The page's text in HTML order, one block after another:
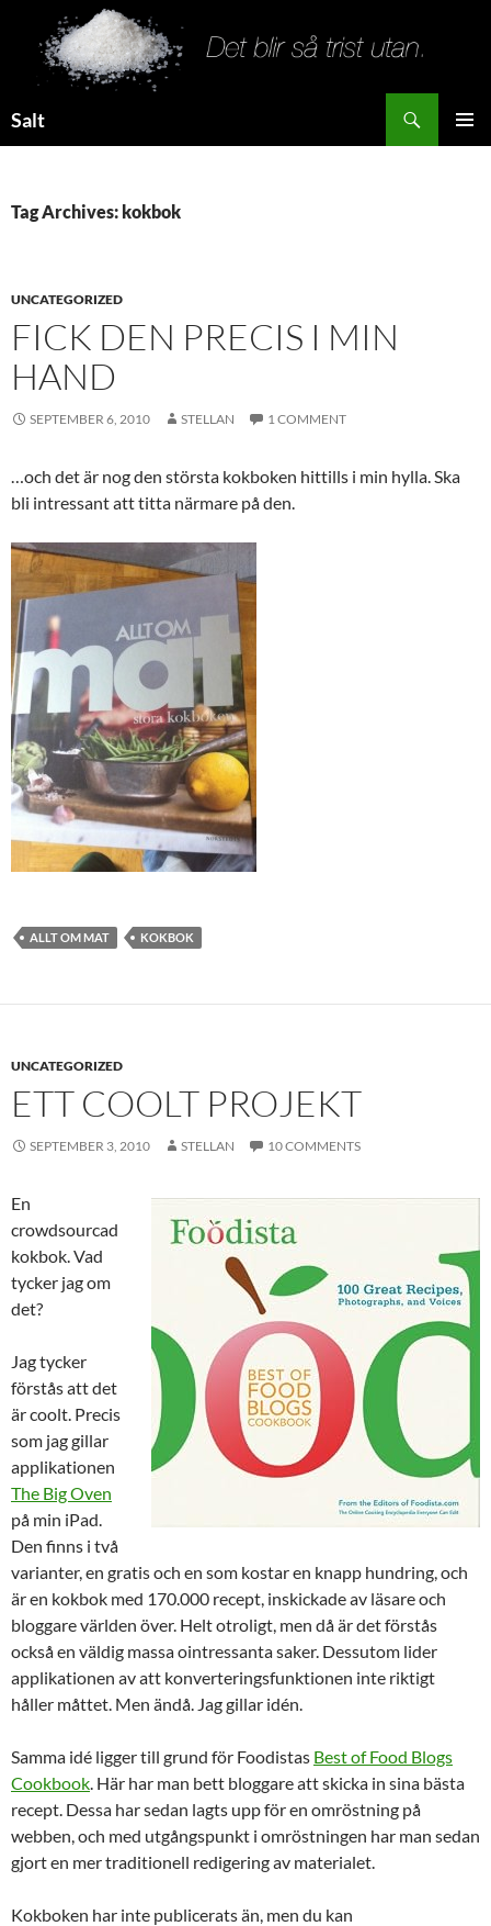
Salt
Tag Archives: kokbok
UNCATEGORIZED
FICK DEN PRECIS I MIN
HAND
SEPTEMBER 6, 2010 STELLAN 1 COMMENT
…och det är nog den största kokboken hittills i min hylla. Ska
bli intressant att titta närmare på den.
ALLT OM MAT KOKBOK
UNCATEGORIZED
ETT COOLT PROJEKT
SEPTEMBER 3, 2010 STELLAN 10 COMMENTS
En
crowdsourcad
kokbok. Vad
tycker jag om
det?
Jag tycker
förstås att det
är coolt. Precis
som jag gillar
applikationen
The Big Oven
på min iPad.
Den finns i två
varianter, en gratis och en som kostar en knapp hundring, och
är en kokbok med 170.000 recept, inskickade av läsare och
bloggare världen över. Helt otroligt, men då är det förstås
också en väldig massa ointressanta saker. Dessutom lider
applikationen av att konverteringsfunktionen inte riktigt
håller måttet. Men ändå. Jag gillar idén.
Samma idé ligger till grund för Foodistas Best of Food Blogs
Cookbook. Här har man bett bloggare att skicka in sina bästa
recept. Dessa har sedan lagts upp för en omröstning på
webben, och med utgångspunkt i omröstningen har man sedan
gjort en mer traditionell redigering av materialet.
Kokboken har inte publicerats än, men du kan